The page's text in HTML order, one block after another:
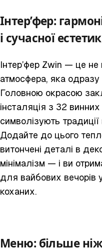
Інтер’фер:
і сучасної
Інтер’фер Zwin — це
атмосфера, яка одразу
Головною окрасою
інсталяція з 32
символізують
Додайте до цього
витончені деталі в
мінімалізм — і ви
для вайбових вечорів
коханих.
Меню: більше